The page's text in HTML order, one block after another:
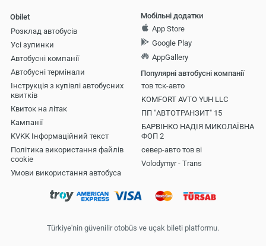
Obilet
Розклад автобусів
Усі зупинки
Автобусні компанії
Aвтобусні термінали
Інструкція з купівлі автобусних
квитків
Квиток на літак
Кампанії
KVKK Інформаційний текст
Політика використання файлів
cookie
Умови використання автобуса
Мобільні додатки
App Store
Google Play
AppGallery
Популярні автобусні компанії
тов тск-авто
KOMFORT AVTO YUH LLC
ПП "АВТОТРАНЗИТ" 15
БАРВІНКО НАДІЯ МИКОЛАЇВНА
ФОП 2
север-авто тов ві
Volodymyr - Trans
Türkiye'nin güvenilir otobüs ve uçak bileti platformu.